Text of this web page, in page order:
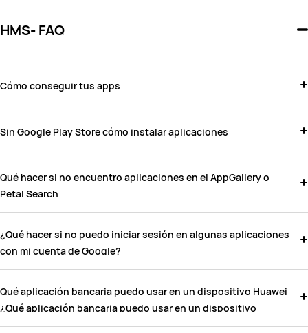
HMS- FAQ
Cómo conseguir tus apps
Sin Google Play Store cómo instalar aplicaciones
Qué hacer si no encuentro aplicaciones en el AppGallery o
Petal Search
¿Qué hacer si no puedo iniciar sesión en algunas aplicaciones
con mi cuenta de Google?
Qué aplicación bancaria puedo usar en un dispositivo Huawei
¿Qué aplicación bancaria puedo usar en un dispositivo
Huawei?